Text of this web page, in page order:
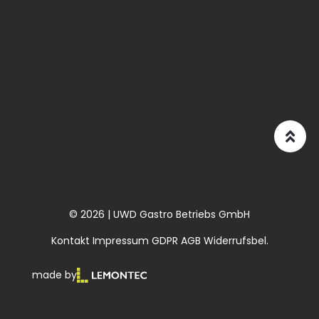
© 2026 | UWD Gastro Betriebs GmbH
Kontakt Impressum GDPR AGB Widerrufsbel.
made by